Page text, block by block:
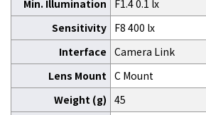
Min. Illumination F1.4 0.1 lx
Sensitivity F8 400 lx
Interface Camera Link
Lens Mount C Mount
Weight (g) 45